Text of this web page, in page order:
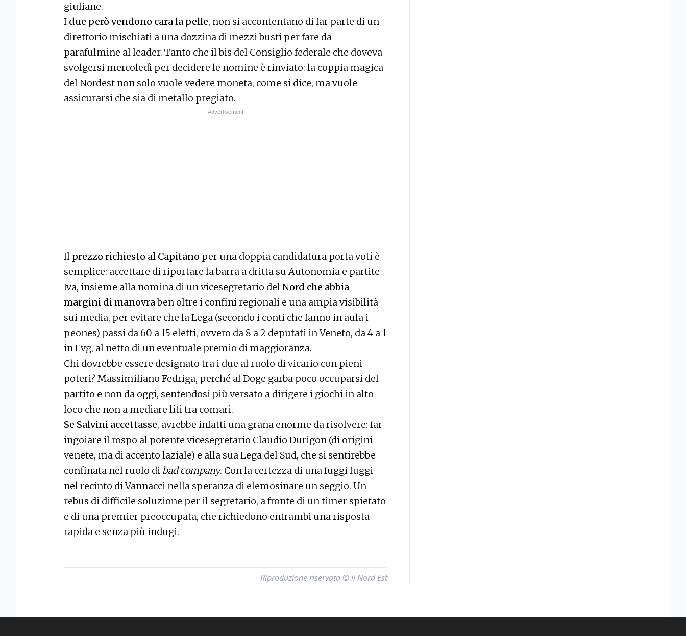
giuliane.
I due però vendono cara la pelle, non si accontentano di far parte di un
direttorio mischiati a una dozzina di mezzi busti per fare da
parafulmine al leader. Tanto che il bis del Consiglio federale che doveva
svolgersi mercoledì per decidere le nomine è rinviato: la coppia magica
del Nordest non solo vuole vedere moneta, come si dice, ma vuole
assicurarsi che sia di metallo pregiato.
Il prezzo richiesto al Capitano per una doppia candidatura porta voti è
semplice: accettare di riportare la barra a dritta su Autonomia e partite
Iva, insieme alla nomina di un vicesegretario delNord che abbia
margini di manovraben oltre i confini regionali e una ampia visibilità
sui media, per evitare che la Lega (secondo i conti che fanno in aula i
peones) passi da 60 a 15 eletti, ovvero da 8 a 2 deputati in Veneto, da 4 a 1
in Fvg, al netto di un eventuale premio di maggioranza.
Chi dovrebbe essere designato tra i due al ruolo di vicario con pieni
poteri? Massimiliano Fedriga, perché al Doge garba poco occuparsi del
partito e non da oggi, sentendosi più versato a dirigere i giochi in alto
loco che non a mediare liti tra comari.
Se Salvini accettasse, avrebbe infatti una grana enorme da risolvere: far
ingoiare il rospo al potente vicesegretario Claudio Durigon (di origini
venete, ma di accento laziale) e alla sua Lega del Sud, che si sentirebbe
confinata nel ruolo di bad company. Con la certezza di una fuggi fuggi
nel recinto di Vannacci nella speranza di elemosinare un seggio. Un
rebus di difficile soluzione per il segretario, a fronte di un timer spietato
e di una premier preoccupata, che richiedono entrambi una risposta
rapida e senza più indugi.
Riproduzione riservata © il Nord Est